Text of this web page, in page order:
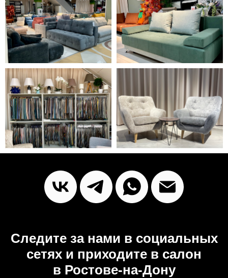
Следите за нами в социальных
сетях и приходите в салон
в Ростове-на-Дону